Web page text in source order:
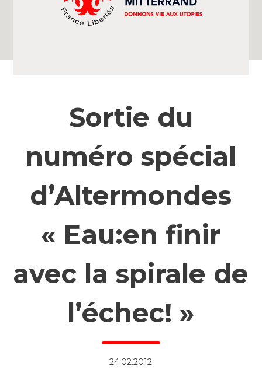
Sortie du
numéro spécial
d’Altermondes
« Eau:en finir
avec la spirale de
l’échec! »
24.02.2012